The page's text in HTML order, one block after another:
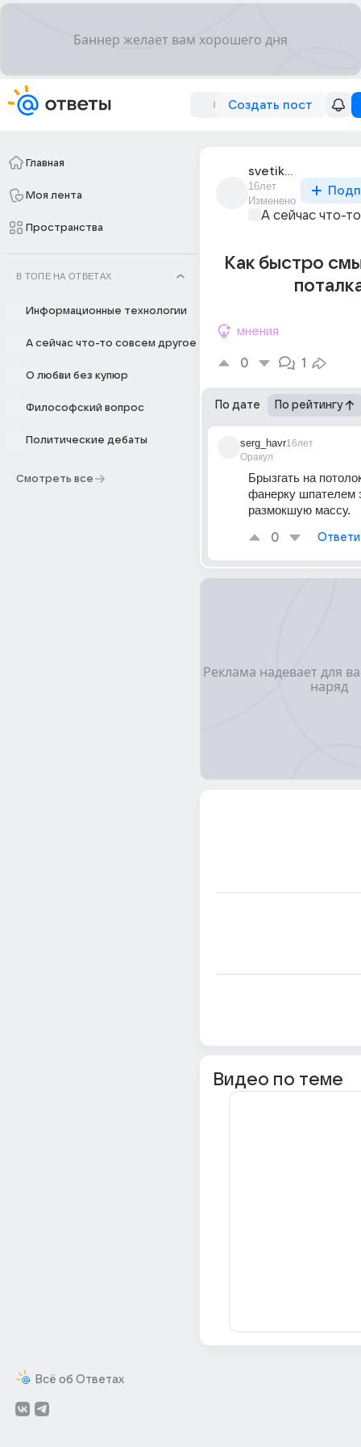
Создать пост
Главная
Моя лента
Пространства
В ТОПЕ НА ОТВЕТАХ
Информационные технологии
А сейчас что-то совсем другое
О любви без купюр
Философский вопрос
Политические дебаты
Смотреть все
Всё об Ответах
svetik_12298
16лет
Изменено
А сейчас что-
Как быстро
мнения
0 1
По дате По рейтингу
serg_havr
Оракул
16лет
Брызгать на
фанерку шпателем
размокшую массу.
0
Видео по теме